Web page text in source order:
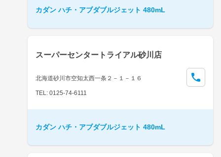
カダン ハチ・アブダブルジェット 480mL
スーパーセンタートライアル砂川店
北海道砂川市空知太西一条２－１－１６
TEL: 0125-74-6111
カダン ハチ・アブダブルジェット 480mL